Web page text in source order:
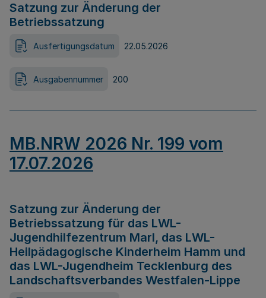
Satzung zur Änderung der
Betriebssatzung
Ausfertigungsdatum 22.05.2026
Ausgabennummer 200
MB.NRW 2026 Nr. 199 vom
17.07.2026
Satzung zur Änderung der
Betriebssatzung für das LWL-
Jugendhilfezentrum Marl, das LWL-
Heilpädagogische Kinderheim Hamm und
das LWL-Jugendheim Tecklenburg des
Landschaftsverbandes Westfalen-Lippe